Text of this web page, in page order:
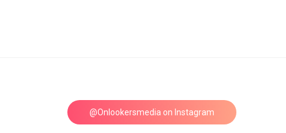
@Onlookersmedia on Instagram
Follow on Instagram